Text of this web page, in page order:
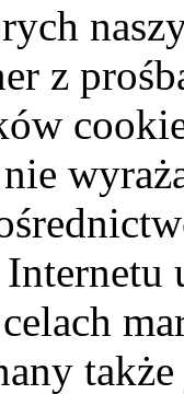
z